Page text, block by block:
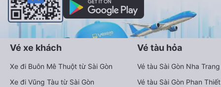
Vé xe khách
Xe đi Buôn Mê Thuột từ Sài Gòn
Xe đi Vũng Tàu từ Sài Gòn
Vé tàu hỏa
Vé tàu Sài Gòn Nha Trang
Vé tàu Sài Gòn Phan Thiết